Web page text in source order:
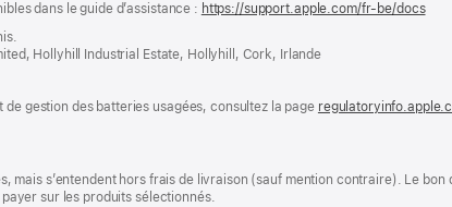
dans le guide d’assistance : https://support.apple.com/fr-be/docs
Hollyhill Industrial Estate, Hollyhill, Cork, Irlande
gestion des batteries usagées, consultez la page
mais s’entendent hors frais de livraison (sauf mention contraire). Le bon
sur les produits sélectionnés.